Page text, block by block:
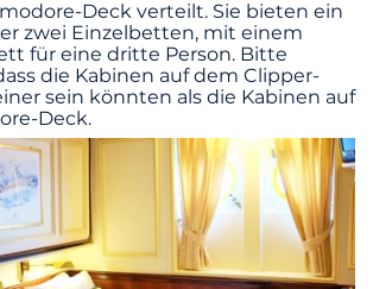
Deck verteilt. Sie bieten ein
zwei Einzelbetten, mit einem
für eine dritte Person. Bitte
die Kabinen auf dem Clipper-
sein könnten als die Kabinen auf
Deck.